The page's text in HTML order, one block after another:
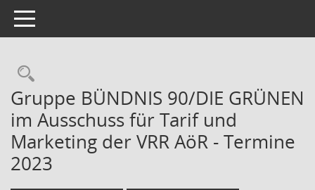
Toggle navigation
Rechercheauswahl
Gruppe BÜNDNIS 90/DIE GRÜNEN
im Ausschuss für Tarif und
Marketing der VRR AöR - Termine
2023